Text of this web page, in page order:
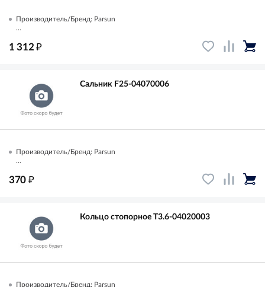
Производитель/Бренд: Parsun
...
1 312₽
Сальник F25-04070006
Производитель/Бренд: Parsun
...
370 ₽
Кольцо стопорное T3.6-04020003
Производитель/Бренд: Parsun